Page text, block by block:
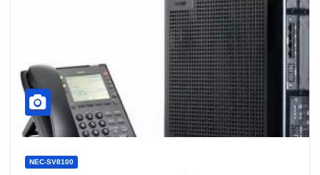
NEC-SV8100